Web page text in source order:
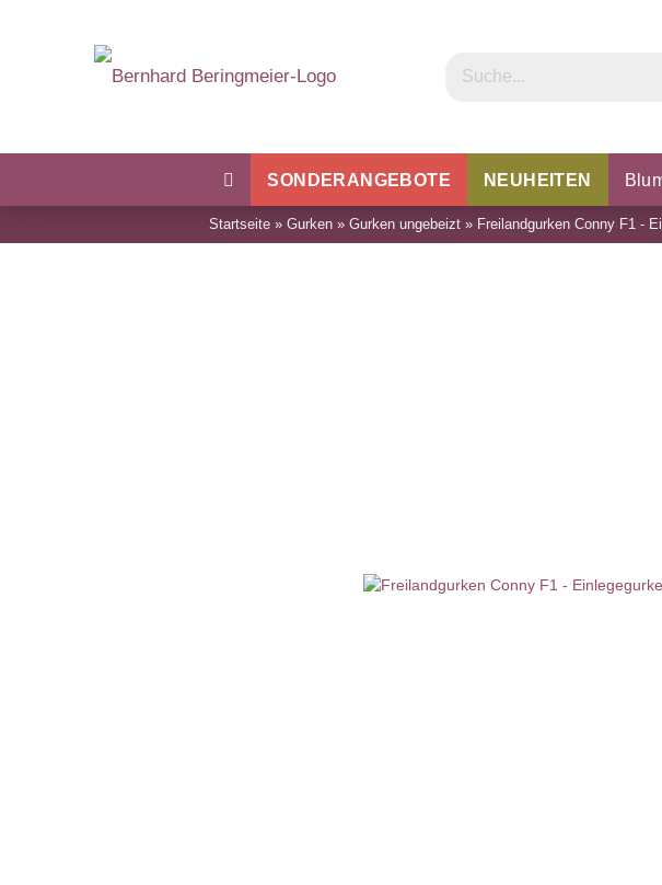
SONDERANGEBOTE NEUHEITEN
Kohl Bohnen & Erbsen Wurzel & Knollen
Startseite » Gurken » Gurken ungebeizt » Freilandgurken Conny F1 -